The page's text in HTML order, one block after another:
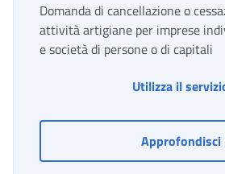
Domanda di cancellazione o
attività artigiane per imprese
e società di persone o di capitali
Utilizza il
Approfondisci